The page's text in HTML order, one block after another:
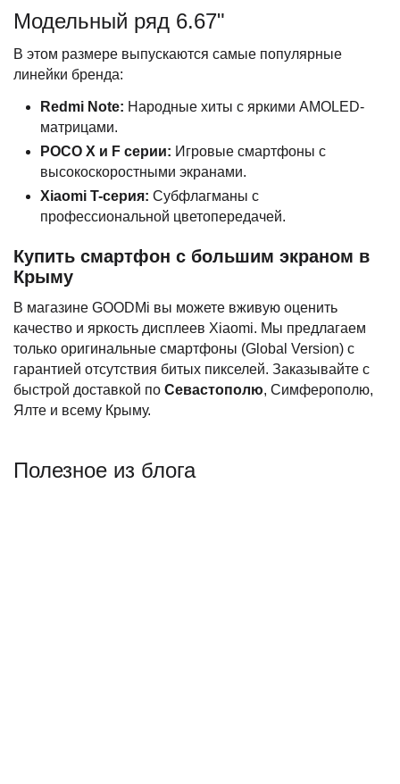
Модельный ряд 6.67"
В этом размере выпускаются самые популярные
линейки бренда:
Redmi Note: Народные хиты с яркими AMOLED-
матрицами.
POCO X и F серии: Игровые смартфоны с
высокоскоростными экранами.
Xiaomi T-серия: Субфлагманы с
профессиональной цветопередачей.
Купить смартфон с большим экраном в
Крыму
В магазине GOODMi вы можете вживую оценить
качество и яркость дисплеев Xiaomi. Мы предлагаем
только оригинальные смартфоны (Global Version) с
гарантией отсутствия битых пикселей. Заказывайте с
быстрой доставкой по Севастополю, Симферополю,
Ялте и всему Крыму.
Полезное из блога